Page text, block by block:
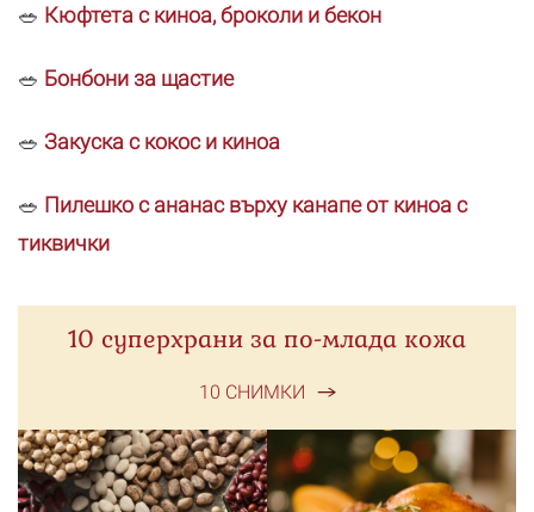
🥗 Кюфтета с киноа, броколи и бекон
🥗 Бонбони за щастие
🥗 Закуска с кокос и киноа
🥗 Пилешко с ананас върху канапе от киноа с
тиквички
10 суперхрани за по-млада кожа
10 СНИМКИ